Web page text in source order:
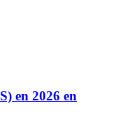
en 2026 en